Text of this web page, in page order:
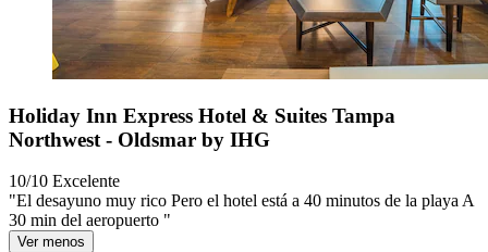
Holiday Inn Express Hotel & Suites Tampa
Northwest - Oldsmar by IHG
10/10 Excelente
"El desayuno muy rico Pero el hotel está a 40 minutos de la playa A
30 min del aeropuerto "
Ver menos